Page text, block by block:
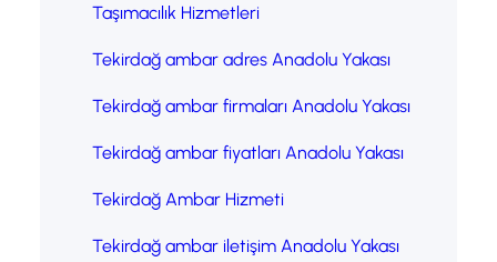
Taşımacılık Hizmetleri
Tekirdağ ambar adres Anadolu Yakası
Tekirdağ ambar firmaları Anadolu Yakası
Tekirdağ ambar fiyatları Anadolu Yakası
Tekirdağ Ambar Hizmeti
Tekirdağ ambar iletişim Anadolu Yakası